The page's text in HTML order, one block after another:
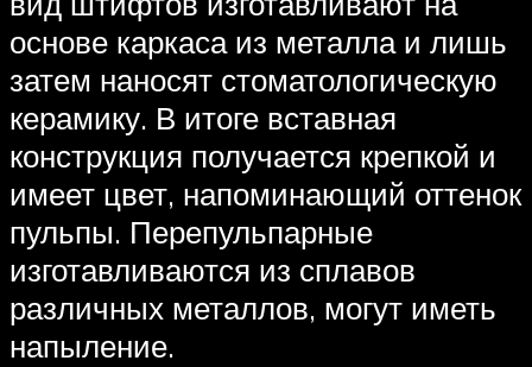
основе каркаса из металла и лишь
затем наносят стоматологическую
керамику. В итоге вставная
конструкция получается крепкой и
имеет цвет, напоминающий оттенок
пульпы. Перепульпарные
изготавливаются из сплавов
различных металлов, могут иметь
напыление.